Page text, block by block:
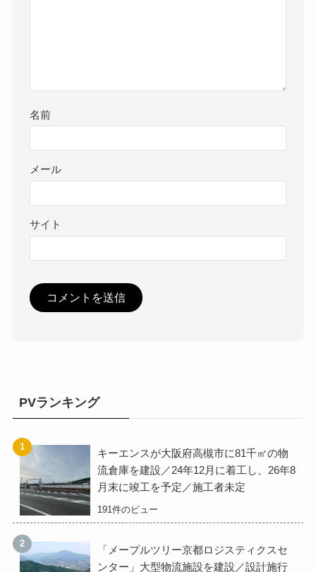
名前
メール
サイト
PVランキング
キーエンスが大阪府高槻市に81千㎡の物
流倉庫を建設／24年12月に着工し、26年8
月末に竣工を予定／施工者未定
191件のビュー
「メープルツリー京都ロジスティクスセ
ンター」大型物流施設を建設／設計施行